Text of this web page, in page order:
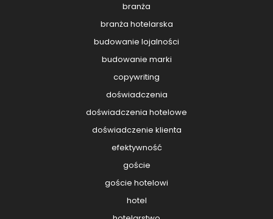
branża
branża hotelarska
budowanie lojalności
budowanie marki
copywriting
doświadczenia
doświadczenia hotelowe
doświadczenie klienta
efektywność
goście
goście hotelowi
hotel